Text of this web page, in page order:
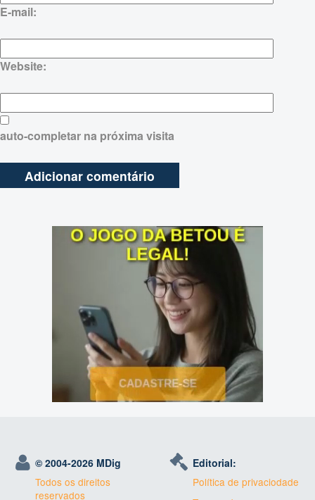
E-mail:
Website:
auto-completar na próxima visita
© 2004-2026 MDig
Todos os direitos
reservados
Editorial:
Política de privaciodade